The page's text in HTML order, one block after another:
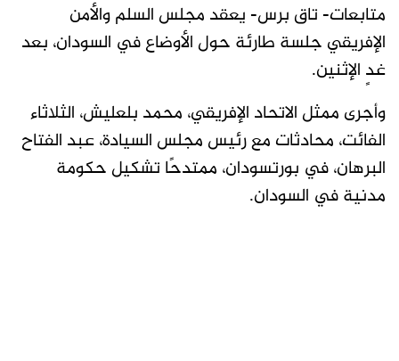
متابعات- تاق برس- يعقد مجلس السلم والأمن
الإفريقي جلسة طارئة حول الأوضاع في السودان، بعد
غدٍ الإثنين.
وأجرى ممثل الاتحاد الإفريقي، محمد بلعليش، الثلاثاء
الفائت، محادثات مع رئيس مجلس السيادة، عبد الفتاح
البرهان، في بورتسودان، ممتدحًا تشكيل حكومة
مدنية في السودان.